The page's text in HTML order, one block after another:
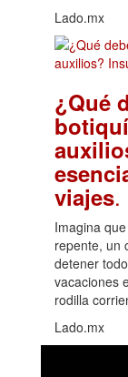
Lado.mx
¿Qué
viajes.
Imagina
repente, un
detener
vacaciones
rodilla
Lado.mx